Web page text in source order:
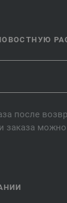
после
заказа